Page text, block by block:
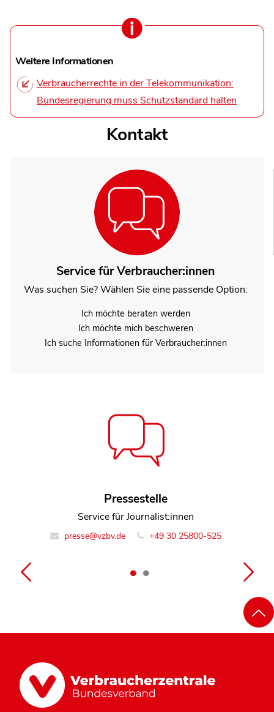
Weitere Informationen
Verbraucherrechte in der Telekommunikation:
Bundesregierung muss Schutzstandard halten
Kontakt
Service für Verbraucher:innen
Was suchen Sie? Wählen Sie eine passende Option:
Ich möchte beraten werden
Ich möchte mich beschweren
Ich suche Informationen für Verbraucher:innen
Pressestelle
Service für Journalist:innen
presse@vzbv.de +49 30 25800-525
Lina Ehrig
Leiterin Team Digitales und Medien
info@vzbv.de +49 30 258 00-0